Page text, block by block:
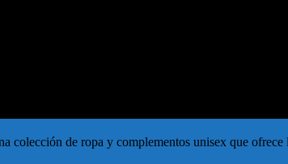
colección de ropa y complementos unisex que